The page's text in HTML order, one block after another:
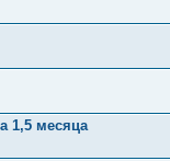
1,5 месяца